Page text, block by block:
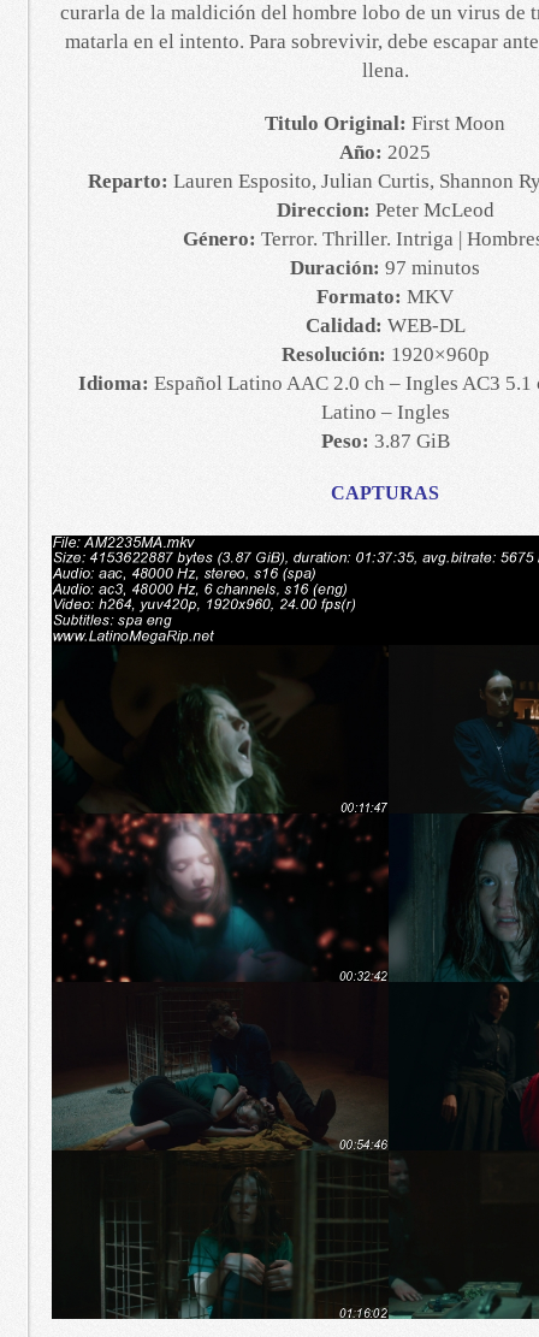
curarla de la maldición del hombre lobo de un virus de
matarla en el intento. Para sobrevivir, debe escapar
llena.
Titulo Original: First Moon
Año: 2025
Reparto: Lauren Esposito, Julian Curtis, Shannon
Direccion: Peter McLeod
Género: Terror. Thriller. Intriga |
Duración: 97 minutos
Formato: MKV
Calidad: WEB-DL
Resolución: 1920×960p
Idioma: Español Latino AAC 2.0 ch – Ingles AC3 5.1
Latino – Ingles
Peso: 3.87 GiB
CAPTURAS